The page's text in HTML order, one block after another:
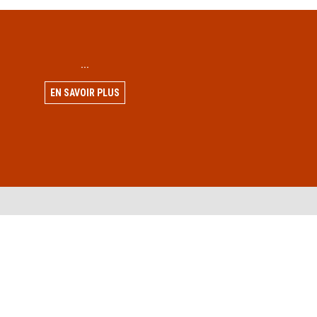
...
EN SAVOIR PLUS